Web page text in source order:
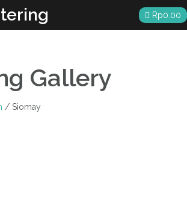
Rp0.00
Gallery
/ Siomay